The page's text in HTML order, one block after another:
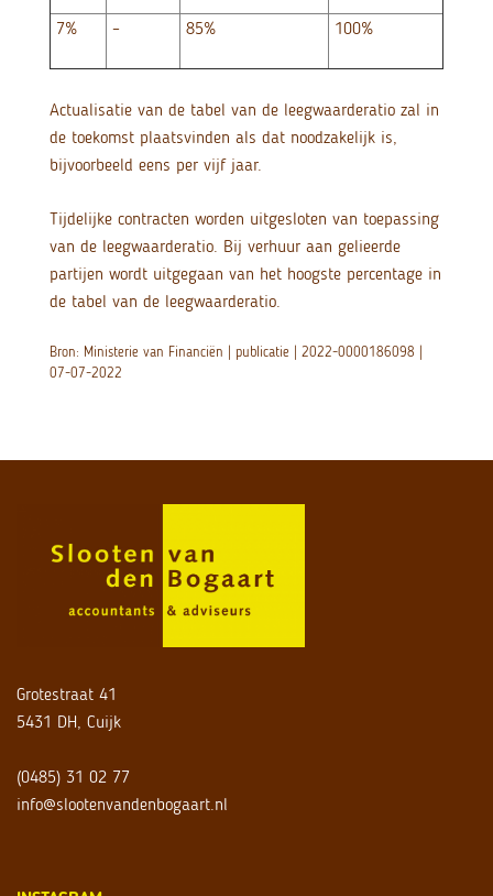
7% – 85% 100%
Actualisatie van de tabel van de leegwaarderatio zal in
de toekomst plaatsvinden als dat noodzakelijk is,
bijvoorbeeld eens per vijf jaar.
Tijdelijke contracten worden uitgesloten van toepassing
van de leegwaarderatio. Bij verhuur aan gelieerde
partijen wordt uitgegaan van het hoogste percentage in
de tabel van de leegwaarderatio.
Bron: Ministerie van Financiën | publicatie | 2022-0000186098 |
07-07-2022
Grotestraat 41
5431 DH, Cuijk
(0485) 31 02 77
info@slootenvandenbogaart.nl